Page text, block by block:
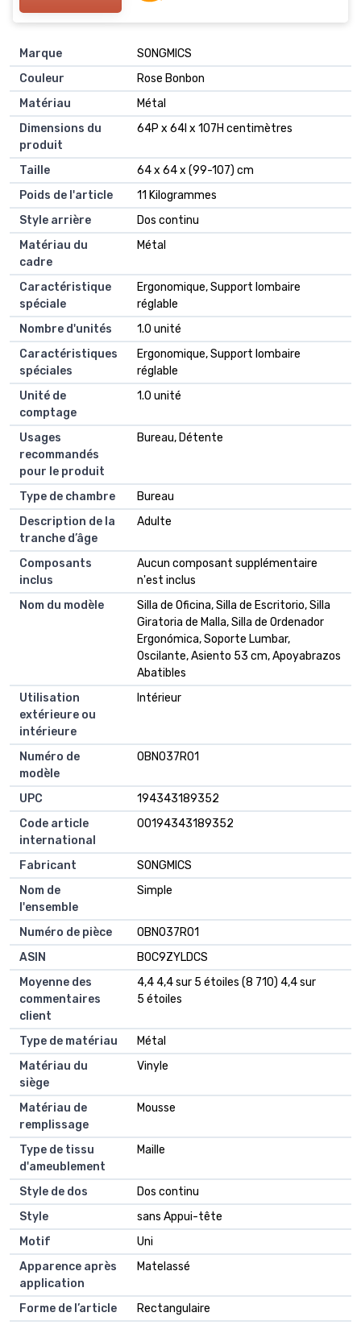
Marque
SONGMICS
Couleur
Rose Bonbon
Matériau
Métal
Dimensions du
produit
64P x 64l x 107H centimètres
Taille
64 x 64 x (99-107) cm
Poids de l'article
11 Kilogrammes
Style arrière
Dos continu
Matériau du
cadre
Métal
Caractéristique
spéciale
Ergonomique, Support lombaire
réglable
Nombre d'unités
1.0 unité
Caractéristiques
spéciales
Ergonomique, Support lombaire
réglable
Unité de
comptage
1.0 unité
Usages
recommandés
pour le produit
Bureau, Détente
Type de chambre
Bureau
Description de la
tranche d’âge
Adulte
Composants
inclus
Aucun composant supplémentaire
n'est inclus
Nom du modèle
Silla de Oficina, Silla de Escritorio, Silla
Giratoria de Malla, Silla de Ordenador
Ergonómica, Soporte Lumbar,
Oscilante, Asiento 53 cm, Apoyabrazos
Abatibles
Utilisation
extérieure ou
intérieure
Intérieur
Numéro de
modèle
OBN037R01
UPC
194343189352
Code article
international
00194343189352
Fabricant
SONGMICS
Nom de
l'ensemble
Simple
Numéro de pièce
OBN037R01
ASIN
B0C9ZYLDCS
Moyenne des
commentaires
client
4,4 4,4 sur 5 étoiles (8 710) 4,4 sur
5 étoiles
Type de matériau
Métal
Matériau du
siège
Vinyle
Matériau de
remplissage
Mousse
Type de tissu
d'ameublement
Maille
Style de dos
Dos continu
Style
sans Appui-tête
Motif
Uni
Apparence après
application
Matelassé
Forme de l’article
Rectangulaire